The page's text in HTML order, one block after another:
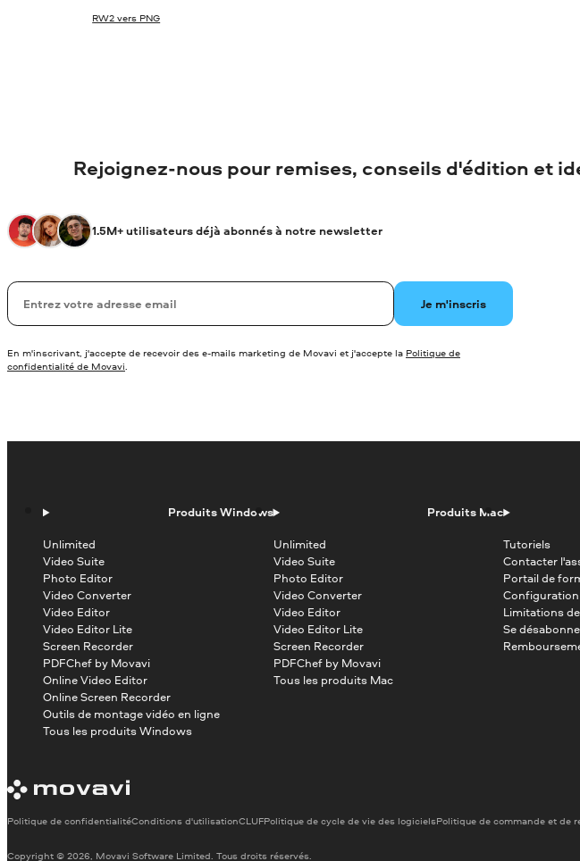
RW2 vers PNG
Rejoignez-nous pour remises, conseils d'édition et
1.5M+ utilisateurs déjà abonnés à notre newsletter
Votre adresse de messagerie Je m'inscris
En m'inscrivant, j'accepte de recevoir des e-mails marketing de Movavi et j'accepte la Politique de
confidentialité de Movavi
Produits Windows
Unlimited
Video Suite
Photo Editor
Video Converter
Video Editor
Video Editor Lite
Screen Recorder
PDFChef by Movavi
Online Video Editor
Online Screen Recorder
Outils de montage vidéo en ligne
Tous les produits Windows
Produits Mac
Unlimited
Video Suite
Photo Editor
Video Converter
Video Editor
Video Editor Lite
Screen Recorder
PDFChef by Movavi
Tous les produits Mac
Tutoriels
Contacter
Portail de
Limitations
Se
Copyright © 2026, Movavi Software Limited. Tous droits réservés.
Politique de confidentialitéConditions d'utilisationCLUFPolitique de cycle de vie des logicielsPolitique de commande et de